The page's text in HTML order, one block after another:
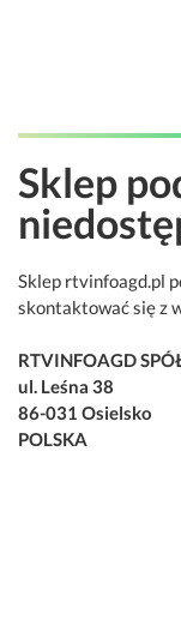
Sklep
Sklep rtvinfoagd.pl
skontaktować się z
RTVINFOAGD
ul. Leśna 38
86-031 Osielsko
POLSKA